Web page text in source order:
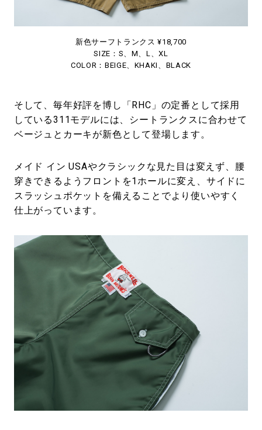
新色サーフトランクス ¥18,700
SIZE：S、M、L、XL
COLOR：BEIGE、KHAKI、BLACK
そして、毎年好評を博し「RHC」の定番として採用
している311モデルには、シートランクスに合わせて
ベージュとカーキが新色として登場します。
メイド イン USAやクラシックな見た目は変えず、腰
穿きできるようフロントを1ホールに変え、サイドに
スラッシュポケットを備えることでより使いやすく
仕上がっています。